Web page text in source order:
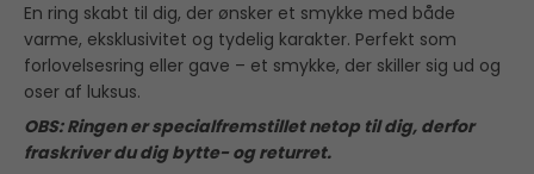
En ring skabt til dig, der ønsker et smykke med både
varme, eksklusivitet og tydelig karakter. Perfekt som
forlovelsesring eller gave – et smykke, der skiller sig ud og
oser af luksus.
OBS: Ringen er specialfremstillet netop til dig, derfor
fraskriver du dig bytte- og returret.